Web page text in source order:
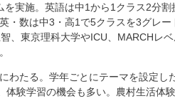
実施。英語は中1から1クラス2分
・数は中3・高1で5クラスを3グレー
、東京理科大学やICU、MARCHレ
わたる。学年ごとにテーマを設定し
験学習の機会も多い。農村生活体